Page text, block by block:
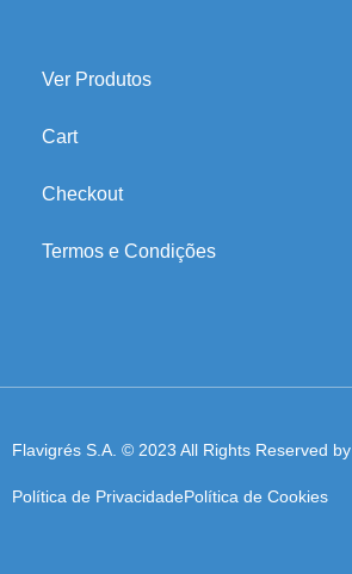
Ver Produtos
Cart
Checkout
Termos e Condições
Flavigrés S.A. © 2023 All Rights Reserved by
Política de PrivacidadePolítica de Cookies